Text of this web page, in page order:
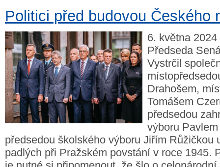
Politici před budovou Českého
6. května
Předseda
Vystrčil
Drahošem,
Tomášem
předsedou
výboru
předsedou školského výboru Jiřím Růžičkou
padlých při Pražském povstání v roce 1945.